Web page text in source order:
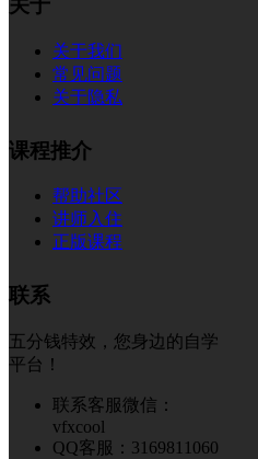
关于
关于我们
常见问题
关于隐私
课程推介
帮助社区
讲师入住
正版课程
联系
五分钱特效，您身边的自学
平台！
联系客服微信：
vfxcool
QQ客服：3169811060